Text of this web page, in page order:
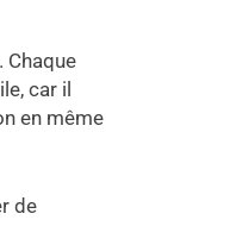
Chaque
car il
en même
de